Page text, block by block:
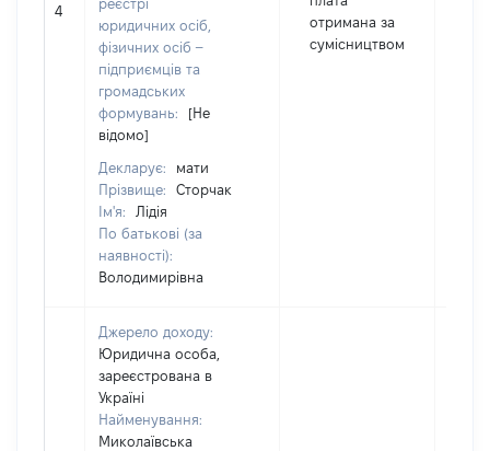
4
реєстрі
юридичних осіб,
фізичних осіб –
підприємців та
громадських
формувань:
[Не
відомо]
Декларує:
мати
Прізвище:
Сторчак
Ім'я:
Лідія
По батькові (за
наявності):
Володимирівна
отримана за
сумісництвом
Джерело доходу:
Юридична особа,
зареєстрована в
Україні
Найменування:
Миколаївська